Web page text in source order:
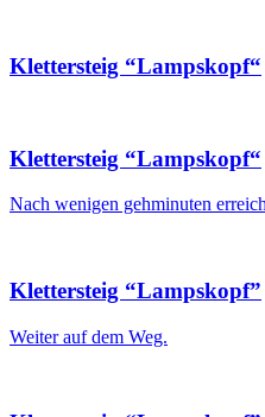
Klettersteig “Lampskopf“
Klettersteig “Lampskopf“
Nach wenigen gehminuten
Klettersteig “Lampskopf”
Weiter auf dem Weg.